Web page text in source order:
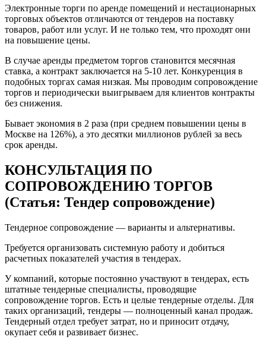
Электронные торги по аренде помещений и нестационарных
торговых объектов отличаются от тендеров на поставку
товаров, работ или услуг. И не только тем, что проходят они
на повышение цены.
В случае аренды предметом торгов становится месячная
ставка, а контракт заключается на 5-10 лет. Конкуренция в
подобных торгах самая низкая. Мы проводим сопровождение
торгов и периодически выигрываем для клиентов контракты
без снижения.
Бывает экономия в 2 раза (при среднем повышении цены в
Москве на 126%), а это десятки миллионов рублей за весь
срок аренды.
КОНСУЛЬТАЦИЯ ПО
СОПРОВОЖДЕНИЮ ТОРГОВ
(Статья: Тендер сопровождение)
Тендерное сопровождение — варианты и альтернативы.
Требуется организовать системную работу и добиться
расчетных показателей участия в тендерах.
У компаний, которые постоянно участвуют в тендерах, есть
штатные тендерные специалисты, проводящие
сопровождение торгов. Есть и целые тендерные отделы. Для
таких организаций, тендеры — полноценный канал продаж.
Тендерный отдел требует затрат, но и приносит отдачу,
окупает себя и развивает бизнес.